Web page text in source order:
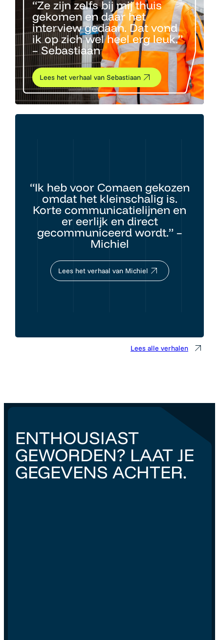
“Ze zijn zelfs bij mij thuis
gekomen en daar het
interview gedaan. Dat vond
ik op zich wel heel erg leuk.”
– Sebastiaan
Lees het verhaal van Sebastiaan
“Ik heb voor Comaen gekozen
omdat het kleinschalig is.
Korte communicatielijnen en
er eerlijk en direct
gecommuniceerd wordt.” –
Michiel
Lees het verhaal van Michiel
Lees alle verhalen
ENTHOUSIAST
GEWORDEN? LAAT JE
GEGEVENS ACHTER.